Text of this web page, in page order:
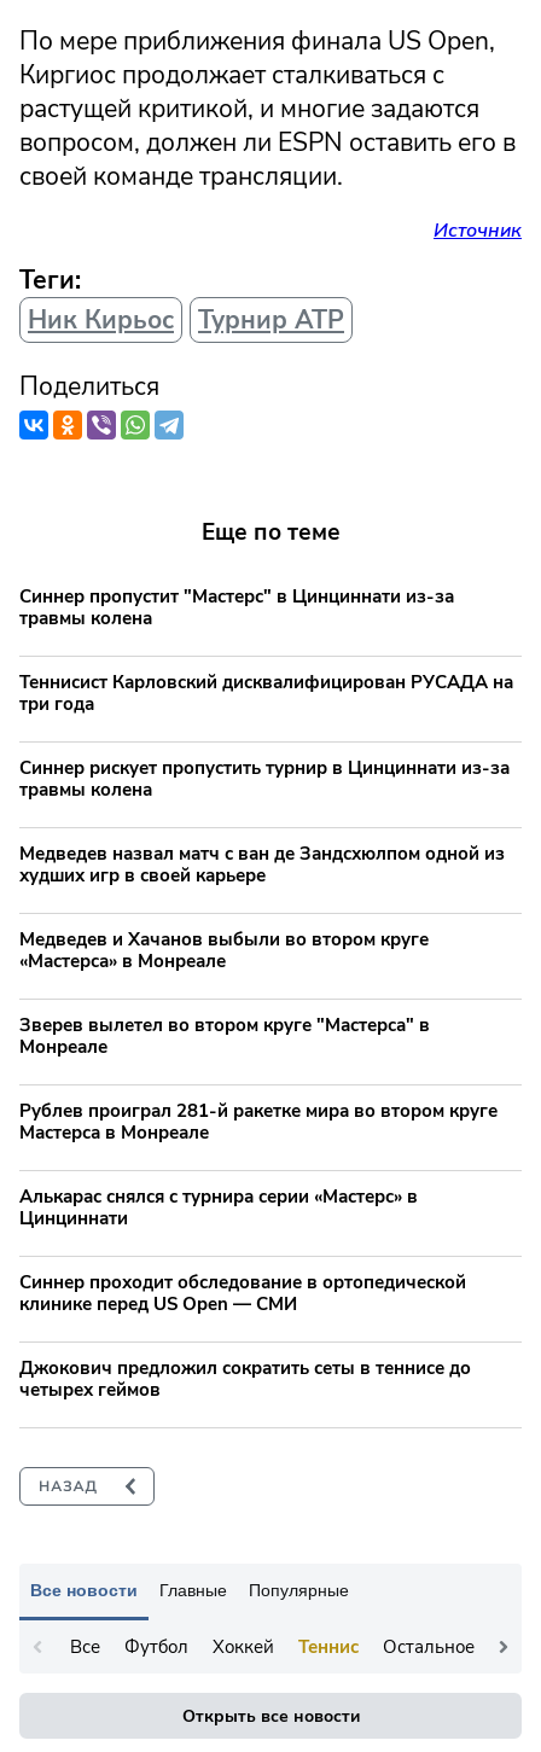
Все новости Главные Популярные
Все Футбол Хоккей Теннис Остальное
Открыть все новости
По мере приближения финала US Open,
Киргиос продолжает сталкиваться с
растущей критикой, и многие задаются
вопросом, должен ли ESPN оставить его в
своей команде трансляции.
Источник
Теги:
Ник Кирьос
Турнир АТР
Поделиться
Еще по теме
Синнер пропустит "Мастерс" в Цинциннати из-за
травмы колена
Теннисист Карловский дисквалифицирован РУСАДА на
три года
Синнер рискует пропустить турнир в Цинциннати из-за
травмы колена
Медведев назвал матч с ван де Зандсхюлпом одной из
худших игр в своей карьере
Медведев и Хачанов выбыли во втором круге
«Мастерса» в Монреале
Зверев вылетел во втором круге "Мастерса" в
Монреале
Рублев проиграл 281-й ракетке мира во втором круге
Мастерса в Монреале
Алькарас снялся с турнира серии «Мастерс» в
Цинциннати
Синнер проходит обследование в ортопедической
клинике перед US Open — СМИ
Джокович предложил сократить сеты в теннисе до
четырех геймов